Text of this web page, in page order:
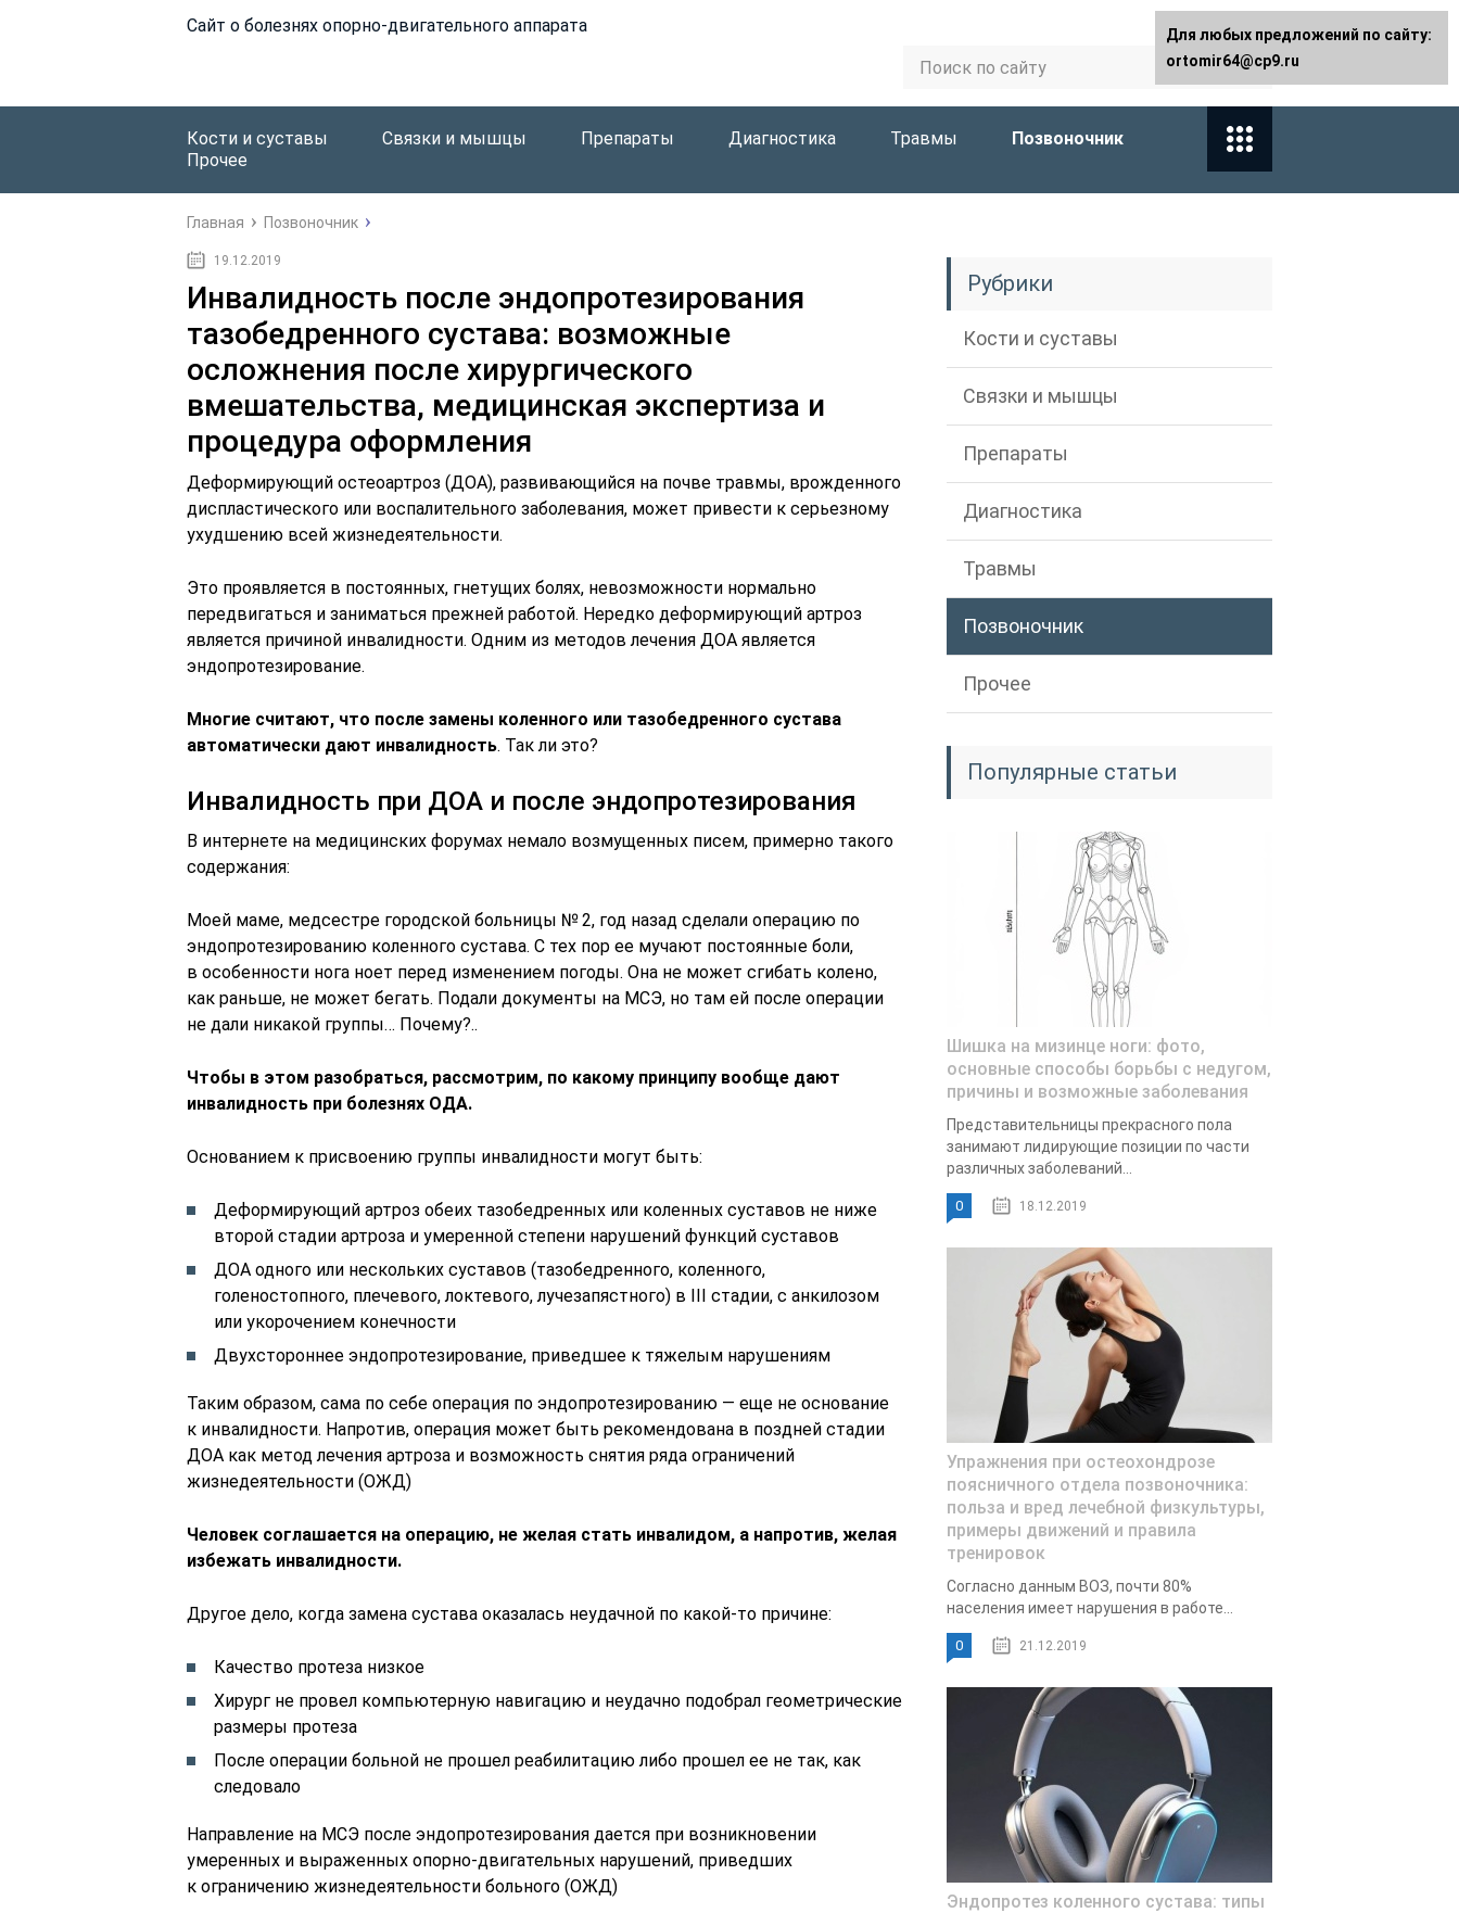
Сайт о болезнях опорно-двигательного аппарата
Кости и суставы Связки и мышцы Препараты Диагностика Травмы
Позвоночник
Прочее
Главная Позвоночник
19.12.2019
Инвалидность после эндопротезирования
тазобедренного сустава: возможные
осложнения после хирургического
вмешательства, медицинская экспертиза и
процедура оформления
Деформирующий остеоартроз (ДОА), развивающийся на почве травмы, врожденного
диспластического или воспалительного заболевания, может привести к серьезному
ухудшению всей жизнедеятельности.
Это проявляется в постоянных, гнетущих болях, невозможности нормально
передвигаться и заниматься прежней работой. Нередко деформирующий артроз
является причиной инвалидности. Одним из методов лечения ДОА является
эндопротезирование.
Многие считают, что после замены коленного или тазобедренного сустава
автоматически дают инвалидность. Так ли это?
Инвалидность при ДОА и после эндопротезирования
В интернете на медицинских форумах немало возмущенных писем, примерно такого
содержания:
Моей маме, медсестре городской больницы № 2, год назад сделали операцию по
эндопротезированию коленного сустава. С тех пор ее мучают постоянные боли,
в особенности нога ноет перед изменением погоды. Она не может сгибать колено,
как раньше, не может бегать. Подали документы на МСЭ, но там ей после операции
не дали никакой группы… Почему?..
Чтобы в этом разобраться, рассмотрим, по какому принципу вообще дают
инвалидность при болезнях ОДА.
Основанием к присвоению группы инвалидности могут быть:
Деформирующий артроз обеих тазобедренных или коленных суставов не ниже
второй стадии артроза и умеренной степени нарушений функций суставов
ДОА одного или нескольких суставов (тазобедренного, коленного,
голеностопного, плечевого, локтевого, лучезапястного) в III стадии, с анкилозом
или укорочением конечности
Двухстороннее эндопротезирование, приведшее к тяжелым нарушениям
Таким образом, сама по себе операция по эндопротезированию — еще не основание
к инвалидности. Напротив, операция может быть рекомендована в поздней стадии
ДОА как метод лечения артроза и возможность снятия ряда ограничений
жизнедеятельности (ОЖД)
Человек соглашается на операцию, не желая стать инвалидом, а напротив, желая
избежать инвалидности.
Другое дело, когда замена сустава оказалась неудачной по какой-то причине:
Качество протеза низкое
Хирург не провел компьютерную навигацию и неудачно подобрал геометрические
размеры протеза
После операции больной не прошел реабилитацию либо прошел ее не так, как
следовало
Направление на МСЭ после эндопротезирования дается при возникновении
умеренных и выраженных опорно-двигательных нарушений, приведших
к ограничению жизнедеятельности больного (ОЖД)
Рубрики
Кости и суставы
Связки и мышцы
Препараты
Диагностика
Травмы
Позвоночник
Прочее
Популярные статьи
Шишка на мизинце ноги: фото,
основные способы борьбы с недугом,
причины и возможные заболевания
Представительницы прекрасного пола
занимают лидирующие позиции по части
различных заболеваний...
0 18.12.2019
Упражнения при остеохондрозе
поясничного отдела позвоночника:
польза и вред лечебной физкультуры,
примеры движений и правила
тренировок
Согласно данным ВОЗ, почти 80%
населения имеет нарушения в работе...
0 21.12.2019
Эндопротез коленного сустава: типы
Для любых предложений по сайту:
ortomir64@cp9.ru